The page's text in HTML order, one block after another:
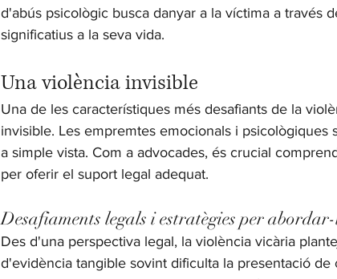
d'abús psicològic busca danyar a la víctima a través
significatius a la seva vida.
Una violència invisible
Una de les característiques més desafiants de la
invisible. Les empremtes emocionals i
a simple vista. Com a advocades, és crucial
per oferir el suport legal adequat.
Desafiaments legals i estratègies per
Des d'una perspectiva legal, la violència vicària
d'evidència tangible sovint dificulta la presentació de